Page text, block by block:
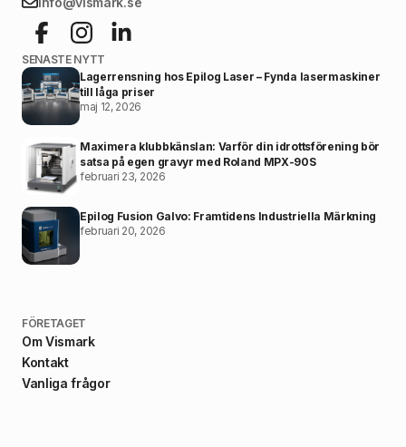
SENASTE NYTT
Lagerrensning hos Epilog Laser – Fynda lasermaskiner
till låga priser
maj 12, 2026
Maximera klubbkänslan: Varför din idrottsförening bör
satsa på egen gravyr med Roland MPX-90S
februari 23, 2026
Epilog Fusion Galvo: Framtidens Industriella Märkning
februari 20, 2026
FÖRETAGET
Om Vismark
Kontakt
Vanliga frågor